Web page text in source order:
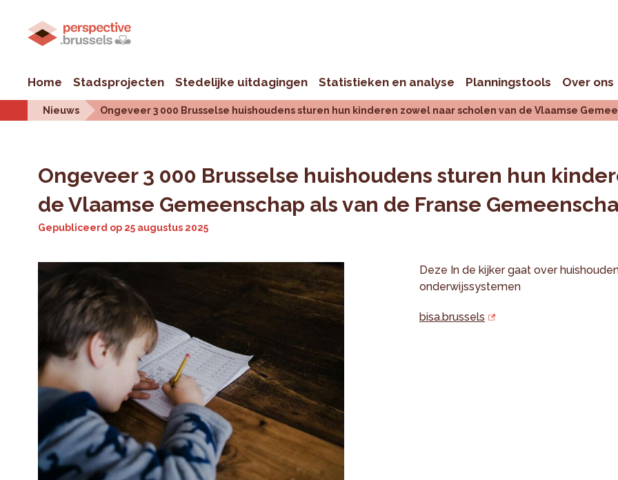
Home Stadsprojecten Stedelijke uitdagingen Statistieken en analyse Planningstools Over ons
Nieuws Ongeveer 3 000 Brusselse huishoudens sturen hun kinderen zowel naar scholen van de Vlaamse
Ongeveer 3 000 Brusselse huishoudens sturen hun
de Vlaamse Gemeenschap als van de Franse
Gepubliceerd op 25 augustus 2025
Deze In de kijker gaat over
onderwijssystemen
bisa.brussels